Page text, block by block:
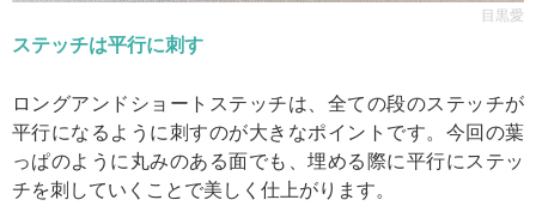
目黒愛
ステッチは平行に刺す
ロングアンドショートステッチは、全ての段のステッチが
平行になるように刺すのが大きなポイントです。今回の葉
っぱのように丸みのある面でも、埋める際に平行にステッ
チを刺していくことで美しく仕上がります。